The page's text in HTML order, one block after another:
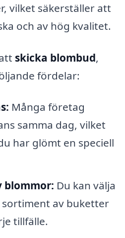
vilket säkerställer att
och av hög kvalitet.
skicka blombud,
fördelar:
Många företag
samma dag, vilket
har glömt en speciell
blommor: Du kan välja
av buketter
tillfälle.